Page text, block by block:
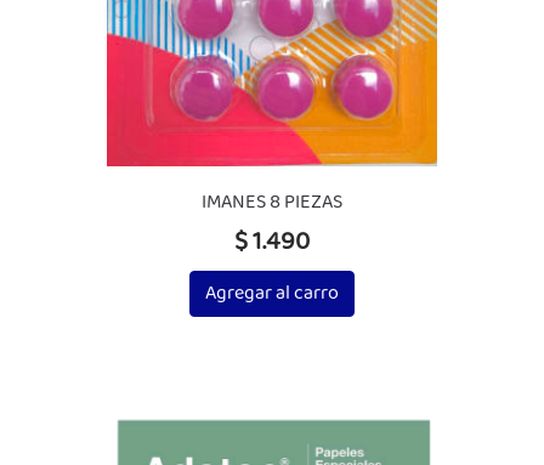
IMANES 8 PIEZAS
$ 1.490
Agregar al carro